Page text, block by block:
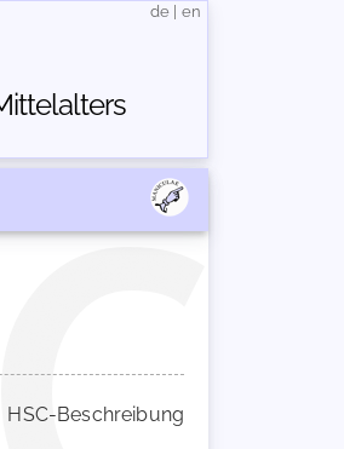
de en
Beschreibung